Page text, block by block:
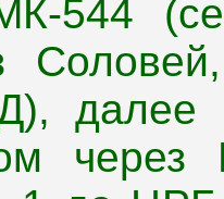
544
далее